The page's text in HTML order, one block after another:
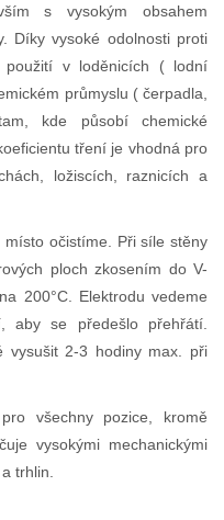
s vysokým obsahem
Díky vysoké odolnosti proti
v loděnicích ( lodní
průmyslu ( čerpadla,
kde působí chemické
tření je vhodná pro
ložiscích, raznicích a
místo očistíme. Při síle stěny
ploch zkosením do V-
200°C. Elektrodu vedeme
aby se předešlo přehřátí.
vysušit 2-3 hodiny max. při
všechny pozice, kromě
vysokými mechanickými
trhlin.